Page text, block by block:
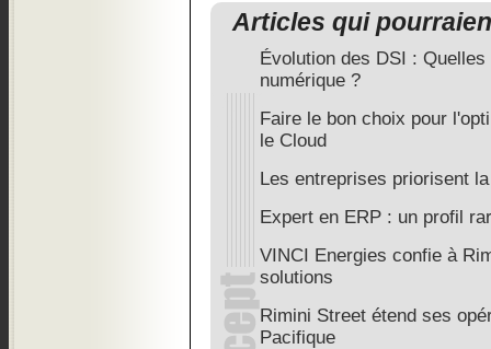
Articles qui
Évolution des DSI :
numérique ?
Faire le bon choix pour
le Cloud
Les entreprises priorisent
Expert en ERP : un profil
VINCI Energies confie à
solutions
Rimini Street étend ses
Pacifique